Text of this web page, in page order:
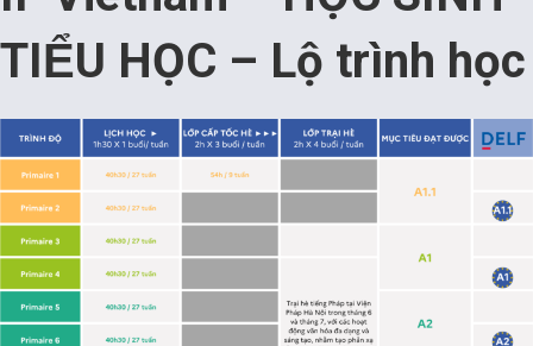
TIỂU HỌC – Lộ trình học